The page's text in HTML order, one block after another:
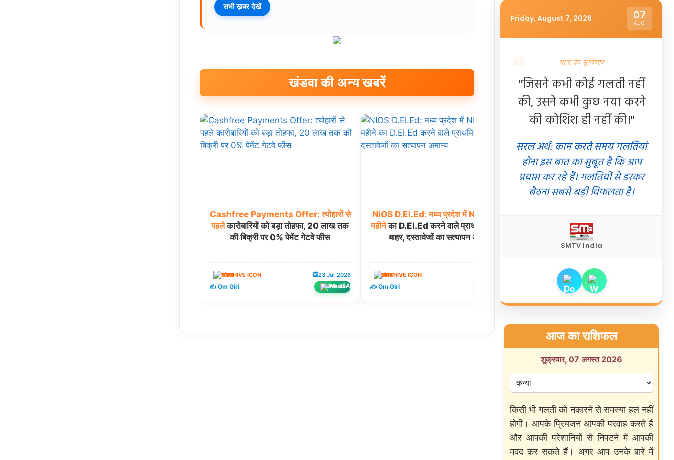
सभी ख़बर देखें
खंडवा की अन्य खबरें
Cashfree Payments Offer: त्योहारों से
पहलेकारोबारियों को बड़ा तोहफा, 20 लाख तक
की बिक्री पर 0% पेमेंट गेटवे फीस
खंडवा 23 Jul 2026
✍️ Om Giri शेयर करें
NIOS D.El.Ed: मध्य प्रदेश में NIOS
18
महीनेका D.El.Ed करने वाले प्राथमिक शिक्षक
बाहर, दस्तावेजों का सत्यापन अमान्य
खंडवा
✍️ Om Giri
Khandwa CWC: नासिक से भागकर खंडवा
17 वर्षीय किशोर को RPF ने किया रेस्क्यू,
परिजनों से हुआ मिलन
✍️ Om Giri
Friday, August 7, 2026 07
AUG
आज का सुविचार
"जिसने कभी कोई गलती नहीं
की, उसने कभी कुछ नया करने
की कोशिश ही नहीं की।"
सरल अर्थ: काम करते समय गलतियां
होना इस बात का सुबूत है कि आप
प्रयास कर रहे हैं। गलतियों से डरकर
बैठना सबसे बड़ी विफलता है।
SMTV India
आज का राशिफल
शुक्रवार, 07 अगस्त 2026
किसी भी गलती को नकारने से समस्या हल नहीं
होगी। आपके प्रियजन आपकी परवाह करते हैं
और आपकी परेशानियों से निपटने में आपकी
मदद कर सकते हैं। अगर आप उनके बारे में